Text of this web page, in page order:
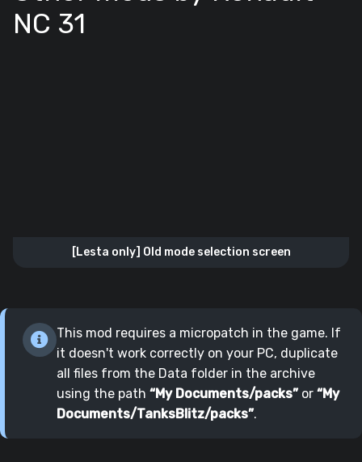
NC 31
[Lesta only] Old mode selection screen
This mod requires a micropatch in the game. If
it doesn't work correctly on your PC, duplicate
all files from the Data folder in the archive
using the path “My Documents/packs” or “My
Documents/TanksBlitz/packs”.